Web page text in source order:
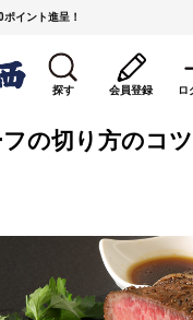
イント進呈！
探す
焼 肉
会員登録 ロ
の切り方のコツ